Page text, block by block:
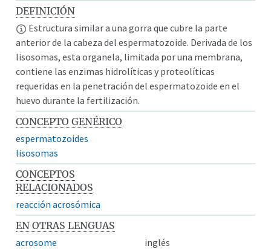
DEFINICIÓN
Estructura similar a una gorra que cubre la parte
anterior de la cabeza del espermatozoide. Derivada de los
lisosomas, esta organela, limitada por una membrana,
contiene las enzimas hidrolíticas y proteolíticas
requeridas en la penetración del espermatozoide en el
huevo durante la fertilización.
CONCEPTO GENÉRICO
espermatozoides
lisosomas
CONCEPTOS
RELACIONADOS
reacción acrosómica
EN OTRAS LENGUAS
acrosome
inglés